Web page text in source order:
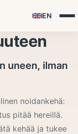
EN
uneen, ilman
noidankehä:
pitää hereillä.
kehää ja tukee